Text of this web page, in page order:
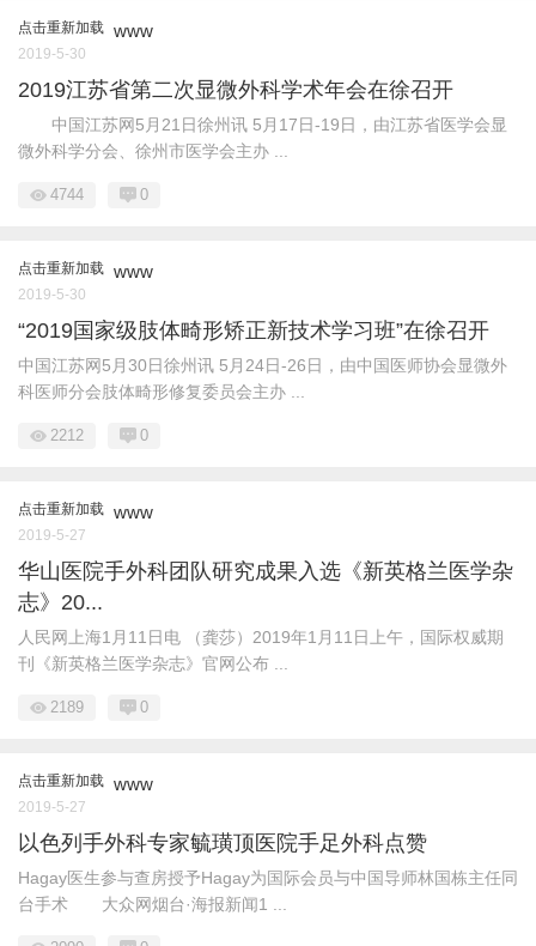
点击重新加载 www
2019-5-30
2019江苏省第二次显微外科学术年会在徐召开
中国江苏网5月21日徐州讯 5月17日-19日，由江苏省医学会显
微外科学分会、徐州市医学会主办 ...
4744 0
点击重新加载 www
2019-5-30
“2019国家级肢体畸形矫正新技术学习班”在徐召开
中国江苏网5月30日徐州讯 5月24日-26日，由中国医师协会显微外
科医师分会肢体畸形修复委员会主办 ...
2212 0
点击重新加载 www
2019-5-27
华山医院手外科团队研究成果入选《新英格兰医学杂
志》20...
人民网上海1月11日电 （龚莎）2019年1月11日上午，国际权威期
刊《新英格兰医学杂志》官网公布 ...
2189 0
点击重新加载 www
2019-5-27
以色列手外科专家毓璜顶医院手足外科点赞
Hagay医生参与查房授予Hagay为国际会员与中国导师林国栋主任同
台手术 大众网烟台·海报新闻1 ...